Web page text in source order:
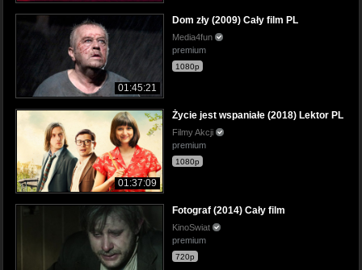
01:45:21
Dom zły (2009) Cały film PL
Media4fun
premium
1080p
01:37:09
Życie jest wspaniałe (2018) Lektor PL
Filmy Akcji
premium
1080p
Fotograf (2014) Cały film
KinoSwiat
premium
720p